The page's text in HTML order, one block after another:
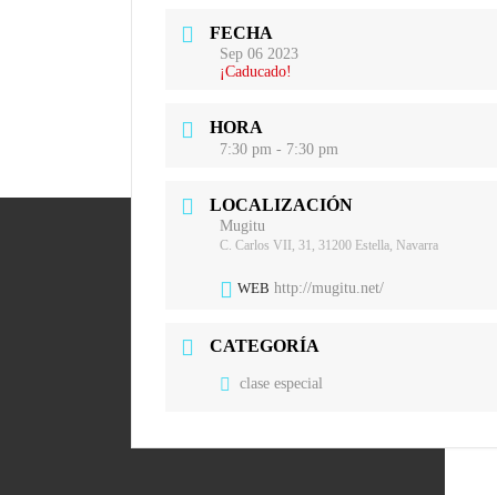
FECHA
Sep 06 2023
¡Caducado!
HORA
7:30 pm - 7:30 pm
LOCALIZACIÓN
Mugitu
C. Carlos VII, 31, 31200 Estella, Navarra
WEB http://mugitu.net/
CATEGORÍA
clase especial